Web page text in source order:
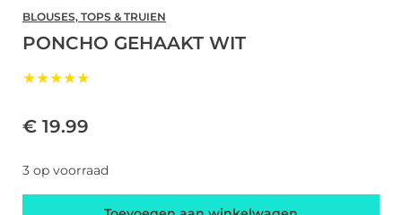
BLOUSES, TOPS & TRUIEN
PONCHO GEHAAKT WIT
★★★★★
€ 19.99
3 op voorraad